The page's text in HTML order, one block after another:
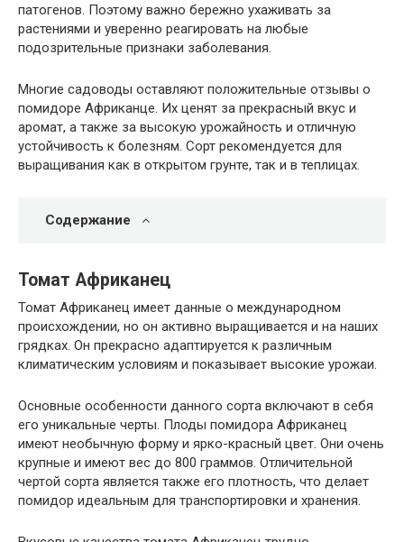
патогенов. Поэтому важно бережно ухаживать за
растениями и уверенно реагировать на любые
подозрительные признаки заболевания.
Многие садоводы оставляют положительные отзывы о
помидоре Африканце. Их ценят за прекрасный вкус и
аромат, а также за высокую урожайность и отличную
устойчивость к болезням. Сорт рекомендуется для
выращивания как в открытом грунте, так и в теплицах.
Содержание
Томат Африканец
Томат Африканец имеет данные о международном
происхождении, но он активно выращивается и на наших
грядках. Он прекрасно адаптируется к различным
климатическим условиям и показывает высокие урожаи.
Основные особенности данного сорта включают в себя
его уникальные черты. Плоды помидора Африканец
имеют необычную форму и ярко-красный цвет. Они очень
крупные и имеют вес до 800 граммов. Отличительной
чертой сорта является также его плотность, что делает
помидор идеальным для транспортировки и хранения.